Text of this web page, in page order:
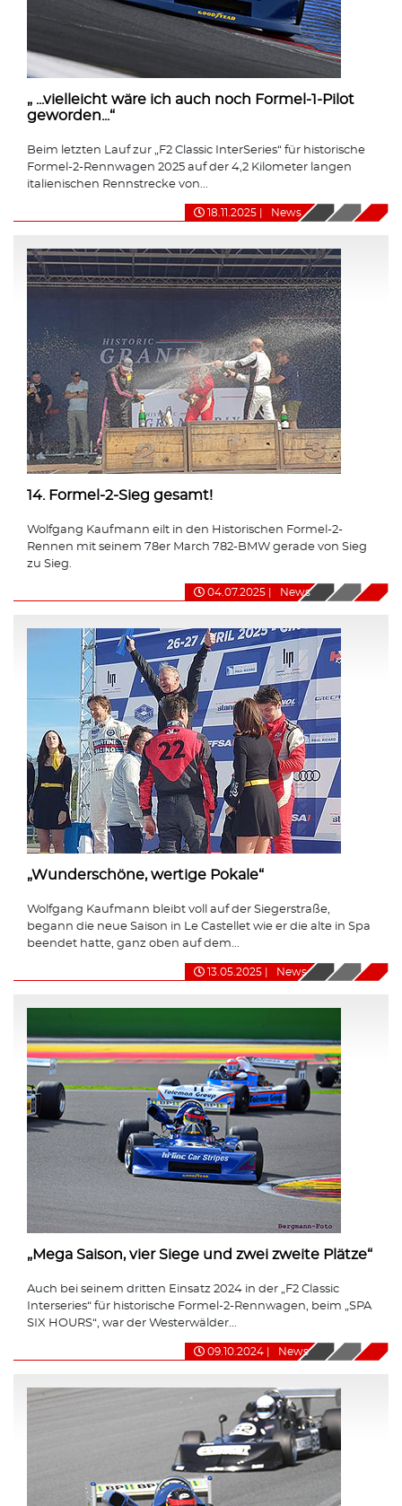
„ ...vielleicht wäre ich auch noch Formel-1-Pilot
geworden...“
Beim letzten Lauf zur „F2 Classic InterSeries“ für historische
Formel-2-Rennwagen 2025 auf der 4,2 Kilometer langen
italienischen Rennstrecke von...
18.11.2025 News
14. Formel-2-Sieg gesamt!
Wolfgang Kaufmann eilt in den Historischen Formel-2-
Rennen mit seinem 78er March 782-BMW gerade von Sieg
zu Sieg.
04.07.2025 News
„Wunderschöne, wertige Pokale“
Wolfgang Kaufmann bleibt voll auf der Siegerstraße,
begann die neue Saison in Le Castellet wie er die alte in Spa
beendet hatte, ganz oben auf dem...
13.05.2025 News
„Mega Saison, vier Siege und zwei zweite Plätze“
Auch bei seinem dritten Einsatz 2024 in der „F2 Classic
Interseries“ für historische Formel-2-Rennwagen, beim „SPA
SIX HOURS“, war der Westerwälder...
09.10.2024 News